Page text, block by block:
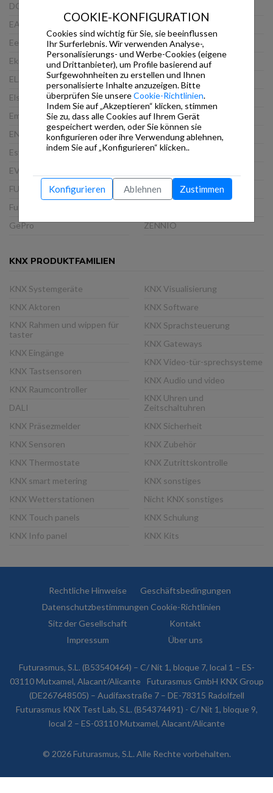
DOORBIRD
EAE
Eelectron
Ekinex
ELAUSYS
Elsner
Embedded Systems
ENERTEX
Esylux
EVOLUTION
FUTURASMUS
Futurasmus GmbH
GePro
Schneider
Siemens
Steinel
TCI
Thinknx
Viveroo
VLINCA
Wago
WHD
ZENNIO
KNX PRODUKTFAMILIEN
KNX Systemgeräte
KNX Aktoren
KNX Rahmen und wippen für
taster
KNX Eingänge
KNX Tastsensoren
KNX Raumcontroller
DALI
KNX Präsezmelder
KNX Sensoren
KNX Thermostate
KNX smart metering
KNX Wetterstationen
KNX Touch panels
KNX Info panel
KNX Visualisierung
KNX Software
KNX Sprachsteuerung
KNX Gateways
KNX Video-tür-sprechsysteme
KNX Audio und video
KNX Uhren und
Zeitschaltuhren
KNX Sicherheit
KNX Zubehör
KNX Zutrittskontrolle
KNX sonstiges
Nicht KNX sonstiges
KNX Schulung
KNX Kits
Rechtliche Hinweise
Geschäftsbedingungen
Datenschutzbestimmungen Cookie-Richtlinien
Sitz der Gesellschaft
Kontakt
Impressum
Über uns
Futurasmus, S.L. (B53540464) – C/ Nit 1, bloque 7, local 1 – ES-
03110 Mutxamel, Alacant/Alicante
Futurasmus GmbH KNX Group
(DE267648505) – Audifaxstraße 7 – DE-78315 Radolfzell
Futurasmus KNX Test Lab, S.L. (B54374491) - C/ Nit 1, bloque 9,
local 2 – ES-03110 Mutxamel, Alacant/Alicante
© 2026 Futurasmus, S.L. Alle Rechte vorbehalten.
COOKIE-KONFIGURATION
Cookies sind wichtig für Sie, sie beeinflussen
Ihr Surferlebnis. Wir verwenden Analyse-,
Personalisierungs- und Werbe-Cookies (eigene
und Drittanbieter), um Profile basierend auf
Surfgewohnheiten zu erstellen und Ihnen
personalisierte Inhalte anzuzeigen. Bitte
überprüfen Sie unsereCookie-Richtlinien.
Indem Sie auf „Akzeptieren“ klicken, stimmen
Sie zu, dass alle Cookies auf Ihrem Gerät
gespeichert werden, oder Sie können sie
konfigurieren oder ihre Verwendung ablehnen,
indem Sie auf „Konfigurieren“ klicken..
Konfigurieren Ablehnen Zustimmen